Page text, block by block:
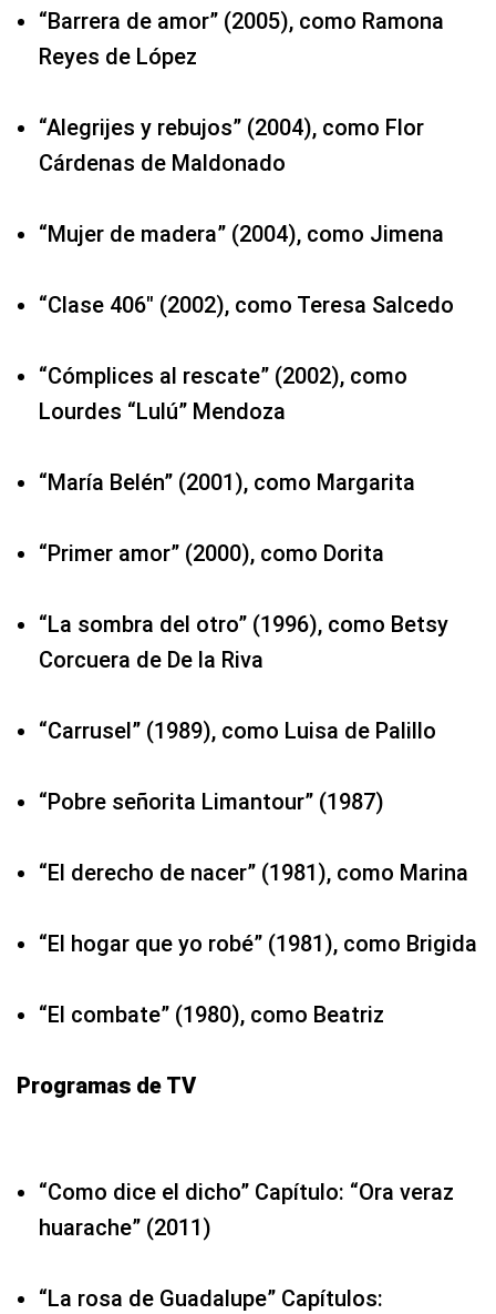
“Barrera de amor” (2005), como Ramona
Reyes de López
“Alegrijes y rebujos” (2004), como Flor
Cárdenas de Maldonado
“Mujer de madera” (2004), como Jimena
“Clase 406″ (2002), como Teresa Salcedo
“Cómplices al rescate” (2002), como
Lourdes “Lulú” Mendoza
“María Belén” (2001), como Margarita
“Primer amor” (2000), como Dorita
“La sombra del otro” (1996), como Betsy
Corcuera de De la Riva
“Carrusel” (1989), como Luisa de Palillo
“Pobre señorita Limantour” (1987)
“El derecho de nacer” (1981), como Marina
“El hogar que yo robé” (1981), como Brigida
“El combate” (1980), como Beatriz
Programas de TV
“Como dice el dicho” Capítulo: “Ora veraz
huarache” (2011)
“La rosa de Guadalupe” Capítulos: